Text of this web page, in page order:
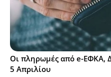
Οι πληρωμές από e-ΕΦΚΑ,
5 Απριλίου